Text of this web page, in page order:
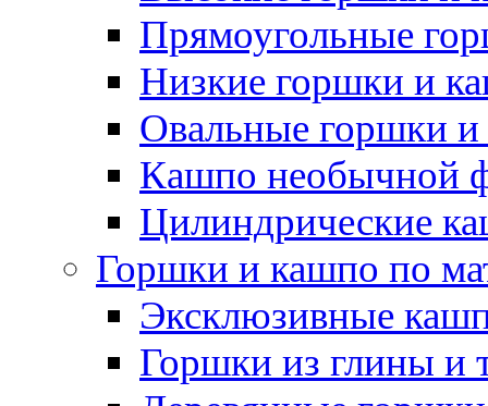
Прямоугольные
Низкие горшки и
Овальные горшки
Кашпо необычной
Цилиндрические
Горшки и кашпо по
Эксклюзивные
Горшки из глины и